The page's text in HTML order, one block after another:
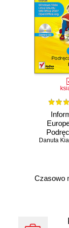
Linux
Danuta
Czasowo